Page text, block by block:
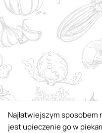
Najłatwiejszym sposobem
jest upieczenie go w